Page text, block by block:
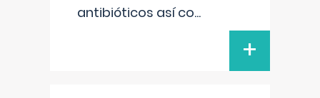
antibióticos así co...
+